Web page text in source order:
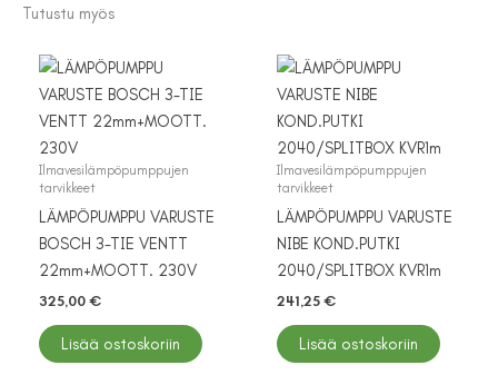
Tutustu myös
Ilmavesilämpöpumppujen
tarvikkeet
LÄMPÖPUMPPU VARUSTE
BOSCH 3-TIE VENTT
22mm+MOOTT. 230V
325,00 €
Lisää ostoskoriin
Ilmavesilämpöpumppujen
tarvikkeet
LÄMPÖPUMPPU VARUSTE
NIBE KOND.PUTKI
2040/SPLITBOX KVR1m
241,25 €
Lisää ostoskoriin